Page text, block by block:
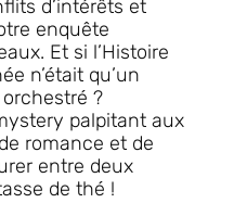
d’intérêts et
enquête
Et si l’Histoire
n’était qu’un
?
palpitant aux
romance et de
entre deux
de thé !